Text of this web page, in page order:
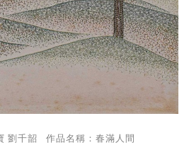
劉千韶 作品名稱：春滿人間